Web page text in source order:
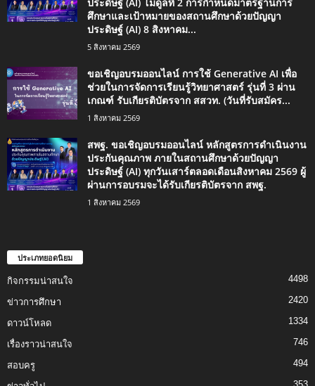
ศึกษาและเป้าหมายของสถานศึกษาด้วยปัญญา
ประดิษฐ์ (AI) 8 สิงหาคม...
5 สิงหาคม 2569
ขอเชิญอบรมออนไลน์ การใช้ Generative AI เพื่อ
ช่วยในการจัดการเรียนรู้วิทยาศาสตร์ รุ่นที่ 3 ผ่าน
เกณฑ์ รับเกียรติบัตรจาก สสวท. (วันที่รับสมัคร...
1 สิงหาคม 2569
สพฐ. ขอเชิญอบรมออนไลน์ หลักสูตรการดำเนินงาน
ประกันคุณภาพ ภายในสถานศึกษาด้วยปัญญา
ประดิษฐ์ (AI) ทุกวันเสาร์ตลอดเดือนสิงหาคม 2569 ผู้
ผ่านการอบรมจะได้รับเกียรติบัตรจาก สพฐ.
1 สิงหาคม 2569
ประเภทยอดนิยม
กิจกรรมน่าสนใจ 4498
ข่าวการศึกษา 2420
ดาวน์โหลด 1334
เรื่องราวน่าสนใจ 746
สอบครู 494